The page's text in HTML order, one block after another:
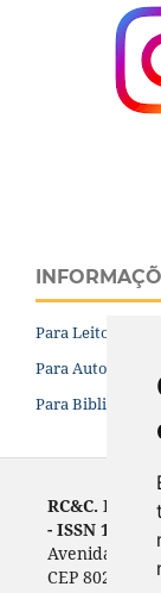
Para Leitores
Para Autores
Para
RC&C.
- ISSN 1984-
Avenida
CEP 80210-